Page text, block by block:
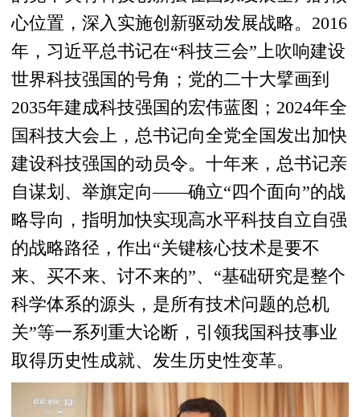
心位置，深入实施创新驱动发展战略。2016
年，习近平总书记在“科技三会”上吹响建设
世界科技强国的号角；党的二十大擘画到
2035年建成科技强国的宏伟蓝图；2024年全
国科技大会上，总书记向全党全国发出加快
建设科技强国的动员令。十年来，总书记亲
自谋划、举旗定向——确立“四个面向”的战
略导向，指明加快实现高水平科技自立自强
的战略路径，作出“关键核心技术是要不
来、买不来、讨不来的”、“基础研究是整个
科学体系的源头，是所有技术问题的总机
关”等一系列重大论断，引领我国科技事业
取得历史性成就、发生历史性变革。